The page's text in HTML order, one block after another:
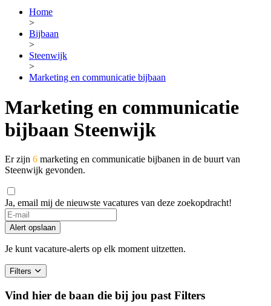
Home
>
Bijbaan
>
Steenwijk
>
Marketing en communicatie bijbaan
Marketing en communicatie
bijbaan Steenwijk
Er zijn 6 marketing en communicatie bijbanen in de buurt van
Steenwijk gevonden.
Ja, email mij de nieuwste vacatures van deze zoekopdracht!
Alert opslaan
Je kunt vacature-alerts op elk moment uitzetten.
Filters
Vind hier de baan die bij jou past Filters